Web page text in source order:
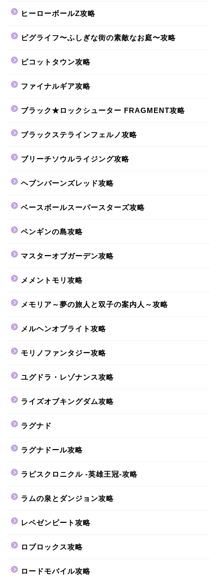
ヒーローボールZ攻略
ピグライフ〜ふしぎな街の素敵なお庭〜攻略
ピコットタウン攻略
ファイナルギア攻略
ブラック★ロックシューター FRAGMENT攻略
ブラックステラインフェルノ攻略
ブリーチソウルライジング攻略
ヘブンバーンズレッド攻略
ベースボールスーパースターズ攻略
ペンギンの島攻略
マスターオブガーデン攻略
メメントモリ攻略
メモリア～夢の旅人と双子の案内人～攻略
メルヘンオブライト攻略
モリノファンタジー攻略
ユグドラ・レゾナンス攻略
ライズオブキングダム攻略
ラグナド
ラグナドール攻略
ラピスクロニクル -英雄王冠-攻略
ラムの泉とダンジョン攻略
レペゼンビート攻略
ロブロックス攻略
ロードモバイル攻略